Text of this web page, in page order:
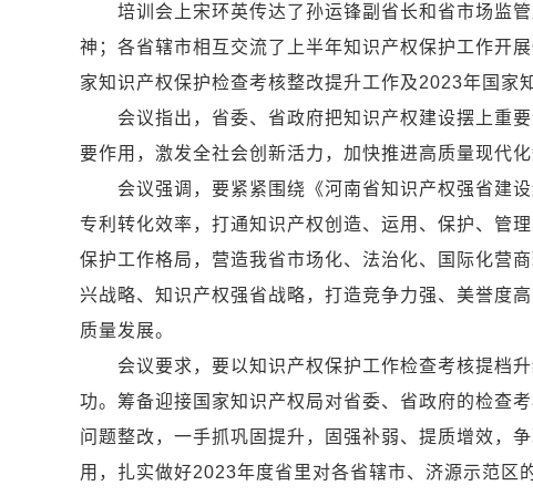
培训会上宋环英传达了孙运锋副省长和省市场监管
神；各省辖市相互交流了上半年知识产权保护工作开
家知识产权保护检查考核整改提升工作及2023年国家
会议指出，省委、省政府把知识产权建设摆上重要
要作用，激发全社会创新活力，加快推进高质量现代
会议强调，要紧紧围绕《河南省知识产权强省建设
专利转化效率，打通知识产权创造、运用、保护、管
保护工作格局，营造我省市场化、法治化、国际化营
兴战略、知识产权强省战略，打造竞争力强、美誉度
质量发展。
会议要求，要以知识产权保护工作检查考核提档升
功。筹备迎接国家知识产权局对省委、省政府的检查
问题整改，一手抓巩固提升，固强补弱、提质增效，
用，扎实做好2023年度省里对各省辖市、济源示范区